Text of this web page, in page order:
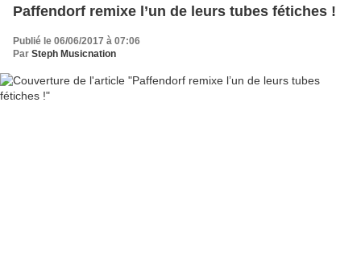
Paffendorf remixe l’un de leurs tubes fétiches !
Publié le 06/06/2017 à 07:06
Par Steph Musicnation